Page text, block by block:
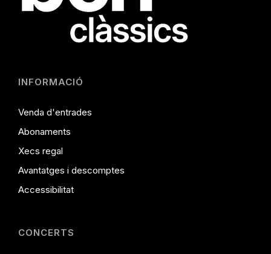
INFORMACIÓ
Venda d'entrades
Abonaments
Xecs regal
Avantatges i descomptes
Accessibilitat
CONCERTS